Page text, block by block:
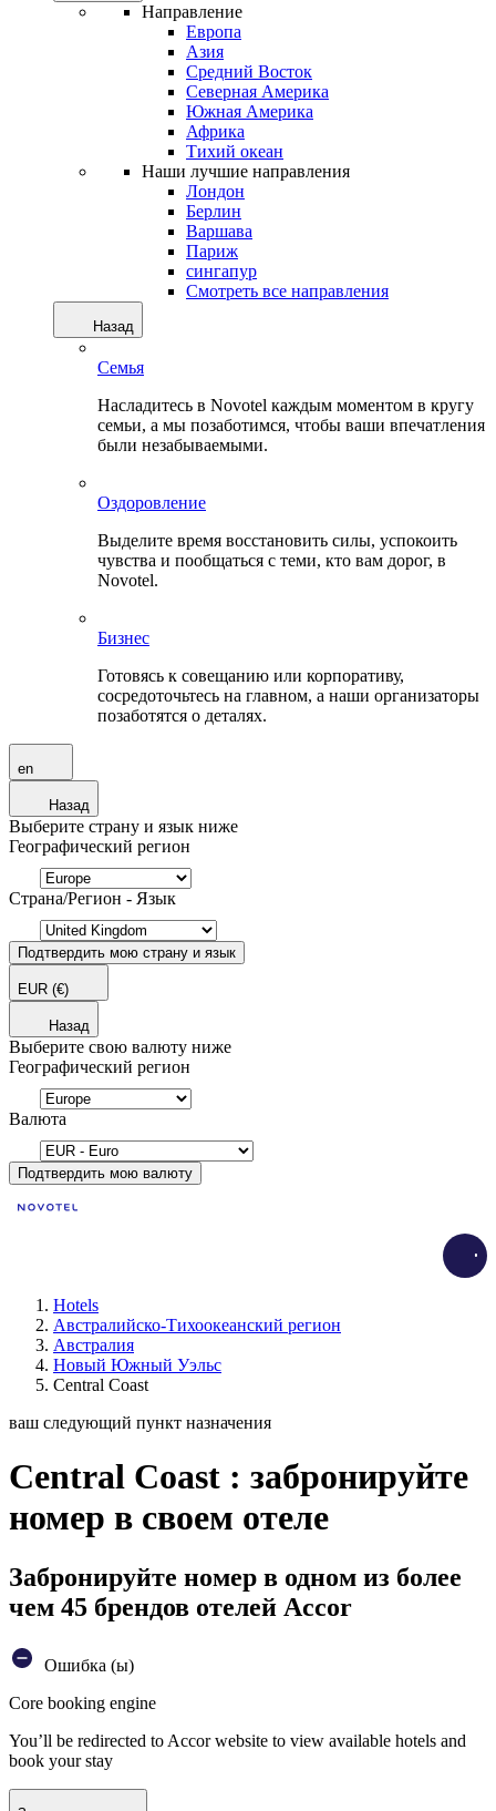
Направление
Европа
Азия
Средний Восток
Северная Америка
Южная Америка
Африка
Тихий океан
Наши лучшие направления
Лондон
Берлин
Варшава
Париж
сингапур
Смотреть все направления
Назад
Семья
Насладитесь в Novotel каждым моментом в кругу
семьи, а мы позаботимся, чтобы ваши впечатления
были незабываемыми.
Оздоровление
Выделите время восстановить силы, успокоить
чувства и пообщаться с теми, кто вам дорог, в
Novotel.
Бизнес
Готовясь к совещанию или корпоративу,
сосредоточьтесь на главном, а наши организаторы
позаботятся о деталях.
en
Назад
Выберите страну и язык ниже
Географический регион
Страна/Регион - Язык
Подтвердить мою страну и язык
EUR (€)
Назад
Выберите свою валюту ниже
Географический регион
Валюта
Подтвердить мою валюту
Hotels
Австралийско-Тихоокеанский регион
Австралия
Новый Южный Уэльс
Central Coast
ваш следующий пункт назначения
Central Coast : забронируйте
номер в своем отеле
Забронируйте номер в одном из более
чем 45 брендов отелей Accor
Ошибка (ы)
Core booking engine
You’ll be redirected to Accor website to view available hotels and
book your stay